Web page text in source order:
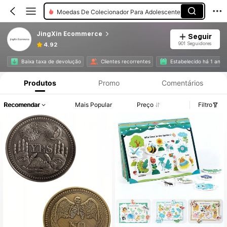
Moedas De Colecionador Para Adolescente
JingXin Ecommerce
4.92
Seguir
901 Seguidores
Baixa taxa de devolução Clientes recorrentes Estabelecido há 1 ano
Produtos Promo Comentários
Recomendar Mais Popular Preço Filtro